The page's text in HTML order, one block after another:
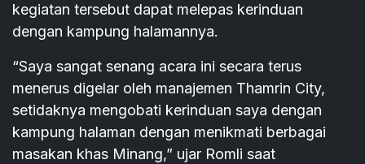
kegiatan tersebut dapat melepas kerinduan
dengan kampung halamannya.
“Saya sangat senang acara ini secara terus
menerus digelar oleh manajemen Thamrin City,
setidaknya mengobati kerinduan saya dengan
kampung halaman dengan menikmati berbagai
masakan khas Minang,” ujar Romli saat